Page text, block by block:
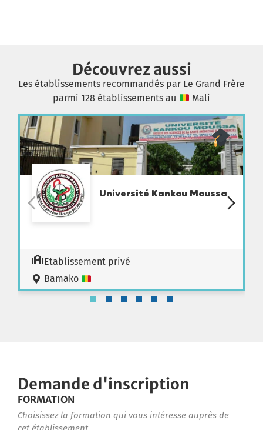
Découvrez aussi
Les établissements recommandés par Le Grand Frère
parmi 128 établissements au
Mali
Université Kankou Moussa
Etablissement privé
Bamako
Demande d'inscription
FORMATION
Choisissez la formation qui vous intéresse auprès de